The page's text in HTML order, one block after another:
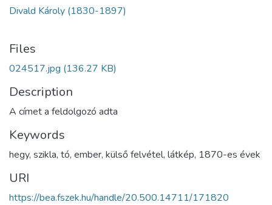
Divald Károly (1830-1897)
Files
024517.jpg (136.27 KB)
Description
A címet a feldolgozó adta
Keywords
hegy, szikla, tó, ember, külső felvétel, látkép, 1870-es évek
URI
https://bea.fszek.hu/handle/20.500.14711/171820